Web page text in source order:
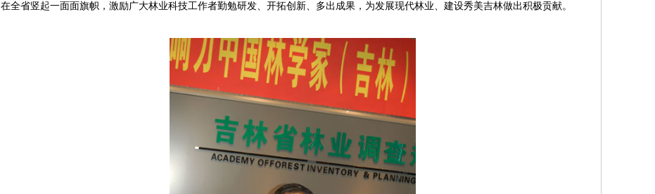
在全省竖起一面面旗帜，激励广大林业科技工作者勤勉研发、开拓创新、多出成果，为发展现代林业、建设秀美吉林做出积极贡献。